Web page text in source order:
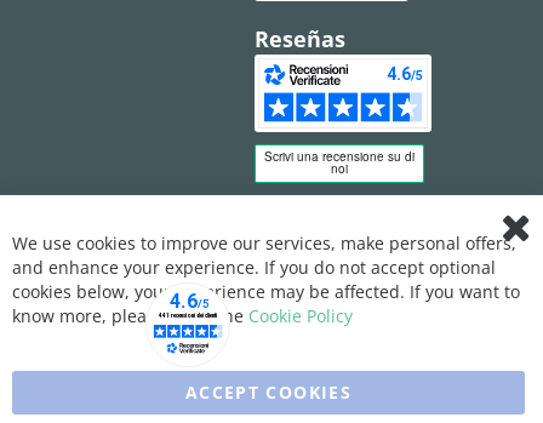
Reseñas
Bar
We use cookies to improve our services, make personal offers,
and enhance your experience. If you do not accept optional
cookies below, your experience may be affected. If you want to
know more, please, read the Cookie Policy
ACCEPT COOKIES